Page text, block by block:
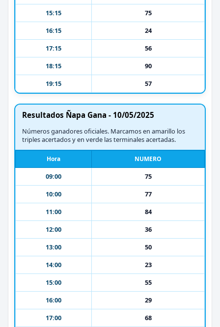
15:15
75
16:15
24
17:15
56
18:15
90
19:15
57
Resultados Ñapa Gana - 10/05/2025
Números ganadores oficiales. Marcamos en amarillo los
triples acertados y en verde las terminales acertadas.
Hora NUMERO
09:00
75
10:00
77
11:00
84
12:00
36
13:00
50
14:00
23
15:00
55
16:00
29
17:00
68